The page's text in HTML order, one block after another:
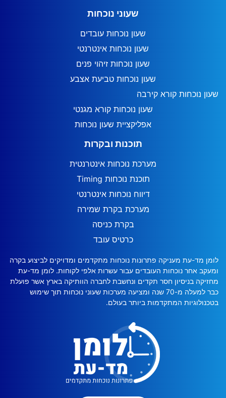
שעוני נוכחות
שעון נוכחות עובדים
שעון נוכחות אינטרנטי
שעון נוכחות זיהוי פנים
שעון נוכחות טביעת אצבע
שעון נוכחות קורא קירבה
שעון נוכחות קורא מגנטי
אפליקציית שעון נוכחות
תוכנות ובקרות
מערכת נוכחות אינטרנטית
תוכנת נוכחות Timing
דיווח נוכחות אינטרנטי
מערכת בקרת שמירה
בקרת כניסה
כרטיס עובד
לומן מד-עת מעניקה פתרונות נוכחות מתקדמים ומדויקים לביצוע בקרה
ומעקב אחר נוכחות העובדים עבור עשרות אלפי לקוחות. לומן מד-עת
מחזיקה בניסיון חסר תקדים ונחשבת לחברה הוותיקה בארץ אשר פועלת
כבר למעלה מ-70 שנה ומציעה מערכות שעוני נוכחות תוך שימוש
בטכנולוגיות המתקדמות ביותר בעולם.